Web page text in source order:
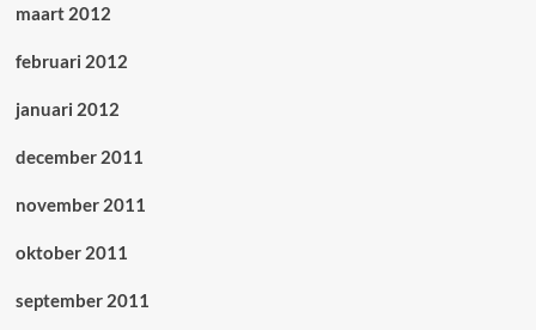
maart 2012
februari 2012
januari 2012
december 2011
november 2011
oktober 2011
september 2011